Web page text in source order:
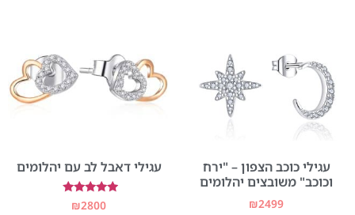
עגילי כוכב הצפון – "ירח
וכוכב" משובצים יהלומים
₪2499
עגילי דאבל לב עם יהלומים
דורג
5.00
₪2800